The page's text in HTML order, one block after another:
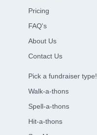
Pricing
FAQ's
About Us
Contact Us
Pick a fundraiser type!
Walk-a-thons
Spell-a-thons
Hit-a-thons